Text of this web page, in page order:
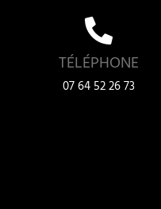
TÉLÉPHONE
07 64 52 26 73